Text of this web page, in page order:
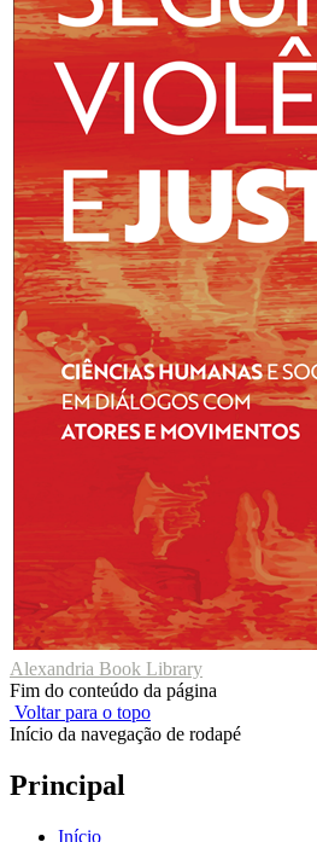
Alexandria Book Library
Fim do conteúdo da página
Voltar para o topo
Início da navegação de rodapé
Principal
Início